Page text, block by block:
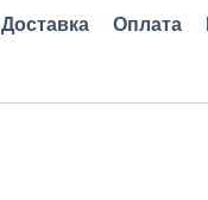
Доставка Оплата